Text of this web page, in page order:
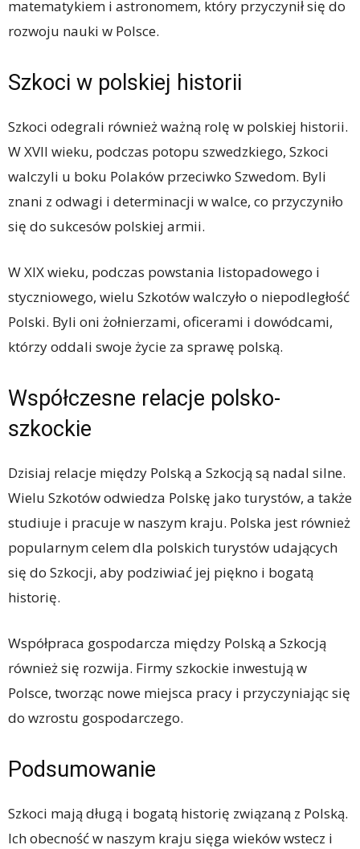
matematykiem i astronomem, który przyczynił się do
rozwoju nauki w Polsce.
Szkoci w polskiej historii
Szkoci odegrali również ważną rolę w polskiej historii.
W XVII wieku, podczas potopu szwedzkiego, Szkoci
walczyli u boku Polaków przeciwko Szwedom. Byli
znani z odwagi i determinacji w walce, co przyczyniło
się do sukcesów polskiej armii.
W XIX wieku, podczas powstania listopadowego i
styczniowego, wielu Szkotów walczyło o niepodległość
Polski. Byli oni żołnierzami, oficerami i dowódcami,
którzy oddali swoje życie za sprawę polską.
Współczesne relacje polsko-
szkockie
Dzisiaj relacje między Polską a Szkocją są nadal silne.
Wielu Szkotów odwiedza Polskę jako turystów, a także
studiuje i pracuje w naszym kraju. Polska jest również
popularnym celem dla polskich turystów udających
się do Szkocji, aby podziwiać jej piękno i bogatą
historię.
Współpraca gospodarcza między Polską a Szkocją
również się rozwija. Firmy szkockie inwestują w
Polsce, tworząc nowe miejsca pracy i przyczyniając się
do wzrostu gospodarczego.
Podsumowanie
Szkoci mają długą i bogatą historię związaną z Polską.
Ich obecność w naszym kraju sięga wieków wstecz i